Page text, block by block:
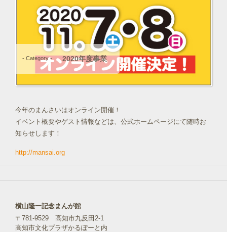
- Category - 2020年度事業
今年のまんさいはオンライン開催！
イベント概要やゲスト情報などは、公式ホームページにて随時お
知らせします！
http://mansai.org
横山隆一記念まんが館
〒781-9529 高知市九反田2-1
高知市文化プラザかるぽーと内